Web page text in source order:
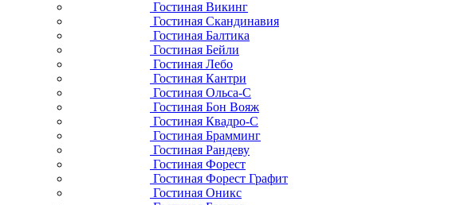
Гостиная Викинг
Гостиная Скандинавия
Гостиная Балтика
Гостиная Бейли
Гостиная Лебо
Гостиная Кантри
Гостиная Ольса-С
Гостиная Бон Вояж
Гостиная Квадро-С
Гостиная Брамминг
Гостиная Рандеву
Гостиная Форест
Гостиная Форест Графит
Гостиная Оникс